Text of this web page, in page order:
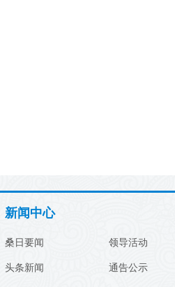
新闻中心
桑日要闻
头条新闻
领导活动
通告公示